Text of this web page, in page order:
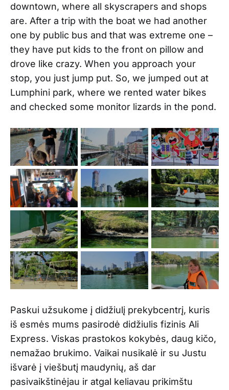
downtown, where all skyscrapers and shops
are. After a trip with the boat we had another
one by public bus and that was extreme one –
they have put kids to the front on pillow and
drove like crazy. When you approach your
stop, you just jump put. So, we jumped out at
Lumphini park, where we rented water bikes
and checked some monitor lizards in the pond.
Paskui užsukome į didžiulį prekybcentrį, kuris
iš esmės mums pasirodė didžiulis fizinis Ali
Express. Viskas prastokos kokybės, daug kičo,
nemažao brukimo. Vaikai nusikalė ir su Justu
išvarė į viešbutį maudynių, aš dar
pasivaikštinėjau ir atgal keliavau prikimštu